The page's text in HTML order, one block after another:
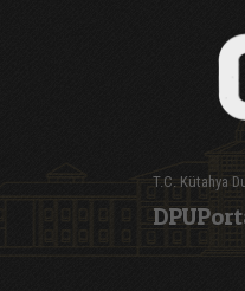
T.C. Kütahya